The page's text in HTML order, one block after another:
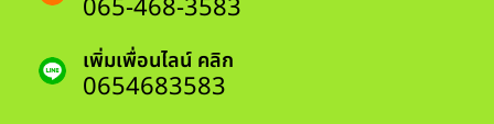
065-468-3583
เพิ่มเพื่อนไลน์ คลิก
0654683583